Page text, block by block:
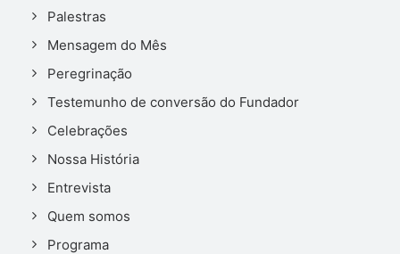
Palestras
Mensagem do Mês
Peregrinação
Testemunho de conversão do Fundador
Celebrações
Nossa História
Entrevista
Quem somos
Programa